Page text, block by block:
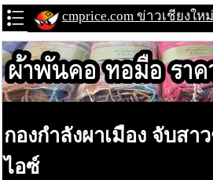
cmprice.com ข่าวเชียงใ
กองกำลังผาเมือง จับสา
ไอซ์